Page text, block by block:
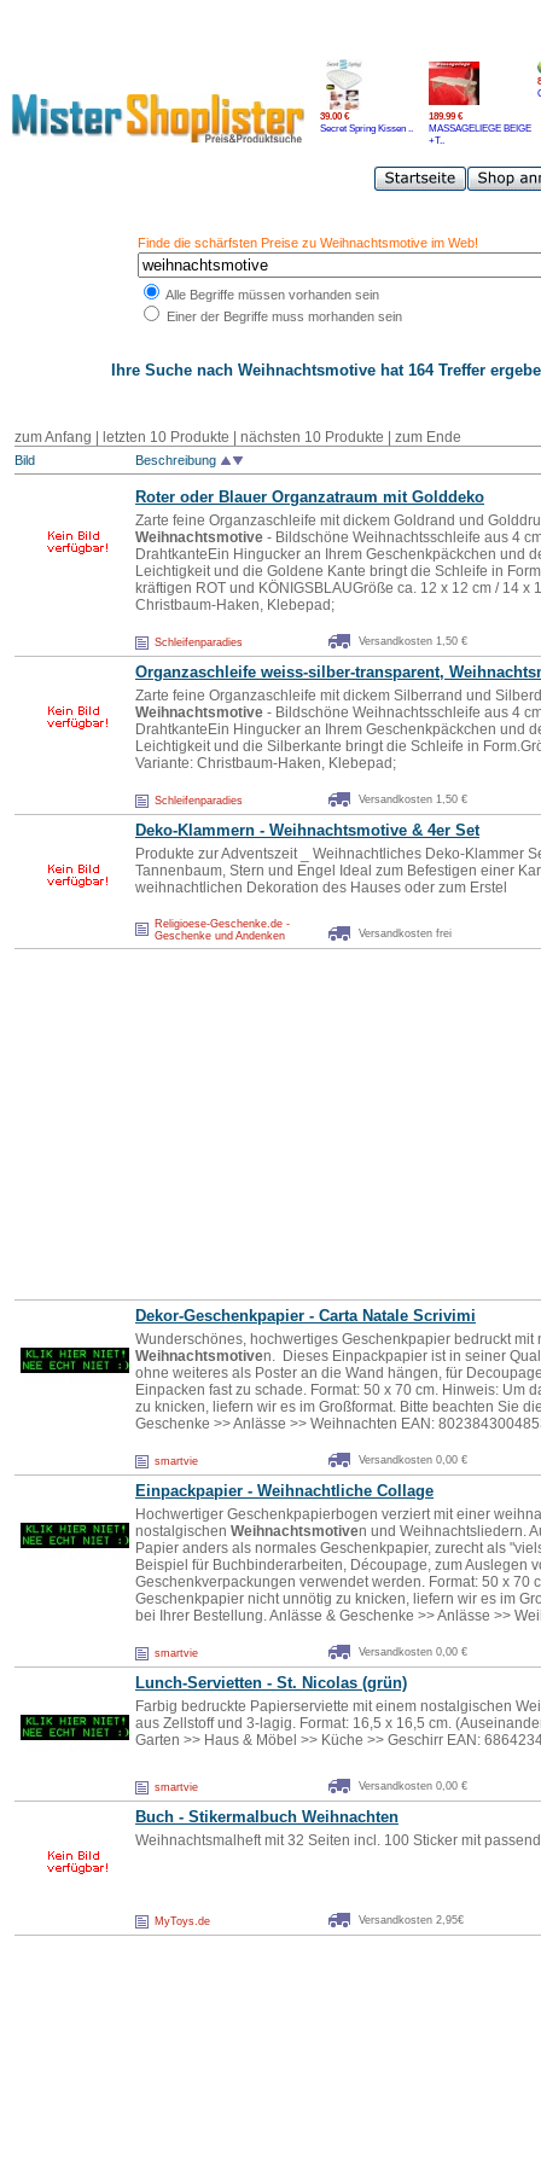
39.00 €
Secret Spring Kissen ..
189.99 €
MASSAGELIEGE BEIGE
+T..
Finde die schärfsten Preise zu Weihnachtsmotive im Web!
Alle Begriffe müssen vorhanden sein
Einer der Begriffe muss morhanden sein
Ihre Suche nach Weihnachtsmotive hat 164 Treffer
zum Anfang | letzten 10 Produkte | nächsten 10 Produkte zum Ende
Bild Beschreibung
Roter oder Blauer Organzatraum mit Golddeko
Zarte feine Organzaschleife mit dickem Goldrand und
Weihnachtsmotive - Bildschöne Weihnachtsschleife aus 4
DrahtkanteEin Hingucker an Ihrem Geschenkpäckchen und
Leichtigkeit und die Goldene Kante bringt die Schleife in
kräftigen ROT und KÖNIGSBLAUGröße ca. 12 x 12 cm / 14 x
Christbaum-Haken, Klebepad;
Schleifenparadies Versandkosten 1,50 €
Organzaschleife weiss-silber-transparent,
Zarte feine Organzaschleife mit dickem Silberrand und
Weihnachtsmotive - Bildschöne Weihnachtsschleife aus 4
DrahtkanteEin Hingucker an Ihrem Geschenkpäckchen und
Leichtigkeit und die Silberkante bringt die Schleife in
Variante: Christbaum-Haken, Klebepad;
Schleifenparadies Versandkosten 1,50 €
Deko-Klammern - Weihnachtsmotive & 4er Set
Produkte zur Adventszeit _ Weihnachtliches Deko-Klammer
Tannenbaum, Stern und Engel Ideal zum Befestigen einer
weihnachtlichen Dekoration des Hauses oder zum Erstel
Religioese-Geschenke.de -
Geschenke und Andenken
Versandkosten frei
Dekor-Geschenkpapier - Carta Natale Scrivimi
Wunderschönes, hochwertiges Geschenkpapier bedruckt mit
Weihnachtsmotiven. Dieses Einpackpapier ist in seiner
ohne weiteres als Poster an die Wand hängen, für
Einpacken fast zu schade. Format: 50 x 70 cm. Hinweis: Um
zu knicken, liefern wir es im Großformat. Bitte beachten Sie
Geschenke >> Anlässe >> Weihnachten EAN:
smartvie Versandkosten 0,00 €
Einpackpapier - Weihnachtliche Collage
Hochwertiger Geschenkpapierbogen verziert mit einer
nostalgischen Weihnachtsmotiven und Weihnachtsliedern.
Papier anders als normales Geschenkpapier, zurecht als
Beispiel für Buchbinderarbeiten, Découpage, zum Auslegen
Geschenkverpackungen verwendet werden. Format: 50 x 70
Geschenkpapier nicht unnötig zu knicken, liefern wir es im
bei Ihrer Bestellung. Anlässe & Geschenke >> Anlässe >>
smartvie Versandkosten 0,00 €
Lunch-Servietten - St. Nicolas (grün)
Farbig bedruckte Papierserviette mit einem nostalgischen
aus Zellstoff und 3-lagig. Format: 16,5 x 16,5 cm.
Garten >> Haus & Möbel >> Küche >> Geschirr EAN:
smartvie Versandkosten 0,00 €
Buch - Stikermalbuch Weihnachten
Weihnachtsmalheft mit 32 Seiten incl. 100 Sticker mit
MyToys.de Versandkosten 2,95€